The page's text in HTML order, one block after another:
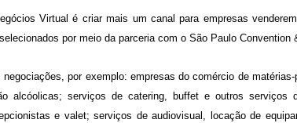
Virtual é criar mais um canal para empresas
por meio da parceria com o São Paulo Convention
negociações, por exemplo: empresas do comércio de
alcóolicas; serviços de catering, buffet e outros serviços
e valet; serviços de audiovisual, locação de